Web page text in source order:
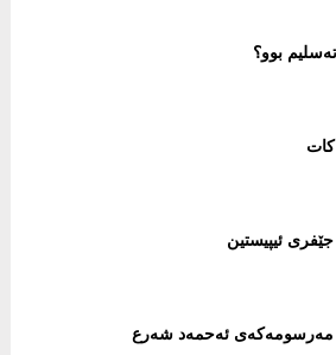
تەسلیم بوو؟
ئیپیستین
مەرسومەکەی ئەحمەد شەرع